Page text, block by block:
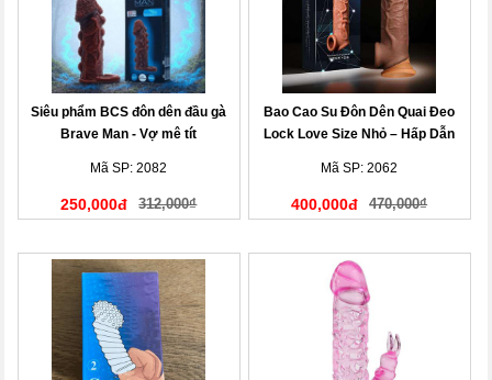
Siêu phẩm BCS đôn dên đầu gà
Brave Man - Vợ mê tít
Mã SP: 2082
250,000đ 312,000₫
Bao Cao Su Đôn Dên Quai Đeo
Lock Love Size Nhỏ – Hấp Dẫn
Mã SP: 2062
400,000đ 470,000₫